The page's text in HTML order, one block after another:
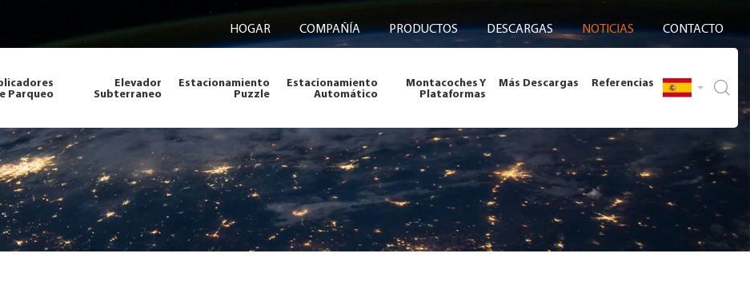
HOGAR COMPAÑÍA PRODUCTOS DESCARGAS NOTICIAS CONTACTO
Parqueo
Elevador
Subterraneo
Estacionamiento
Puzzle
Estacionamiento
Automático
Montacoches Y
Plataformas
Más Descargas Referencias